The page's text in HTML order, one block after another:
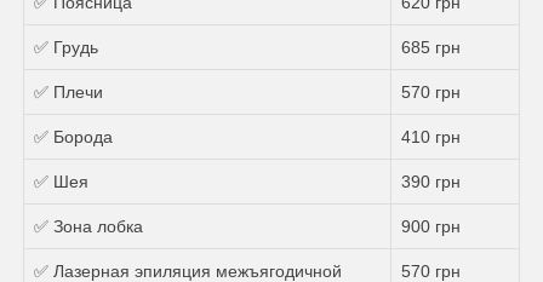
✅ Грудь 685 грн
✅ Плечи 570 грн
✅ Борода 410 грн
✅ Шея 390 грн
✅ Зона лобка 900 грн
✅ Лазерная эпиляция межъягодичной
570 грн